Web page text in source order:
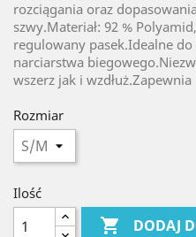
rozciągania oraz
szwy.Materiał: 92 %
regulowany pasek.Idealne
narciarstwa
wszerz jak i wzdłuż.Zapewnia
Rozmiar
Ilość
 DODAJ